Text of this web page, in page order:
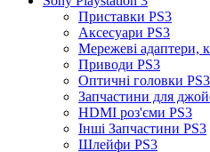
Приставки PS3
Аксесуари PS3
Мережеві адаптери,
Приводи PS3
Оптичні головки PS3
Запчастини для
HDMI роз'єми PS3
Інші Запчастини PS3
Шлейфи PS3